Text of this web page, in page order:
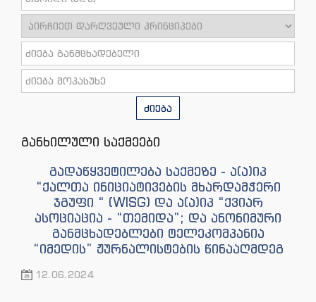
ძიება
განხილული საქმეები
გადაწყვეტილება საქმეზე - ა(ა)იპ
“ქალთა ინიციატივების მხარდამჭერი
ჯგუფი “ (WISG) და ა(ა)იპ “ქვიარ
ასოციაცია - “თემიდა”; და ანონიმური
განმცხადებლები ტელეკომპანია
“იმედის” ჟურნალისტების წინააღმდეგ
12.06.2024